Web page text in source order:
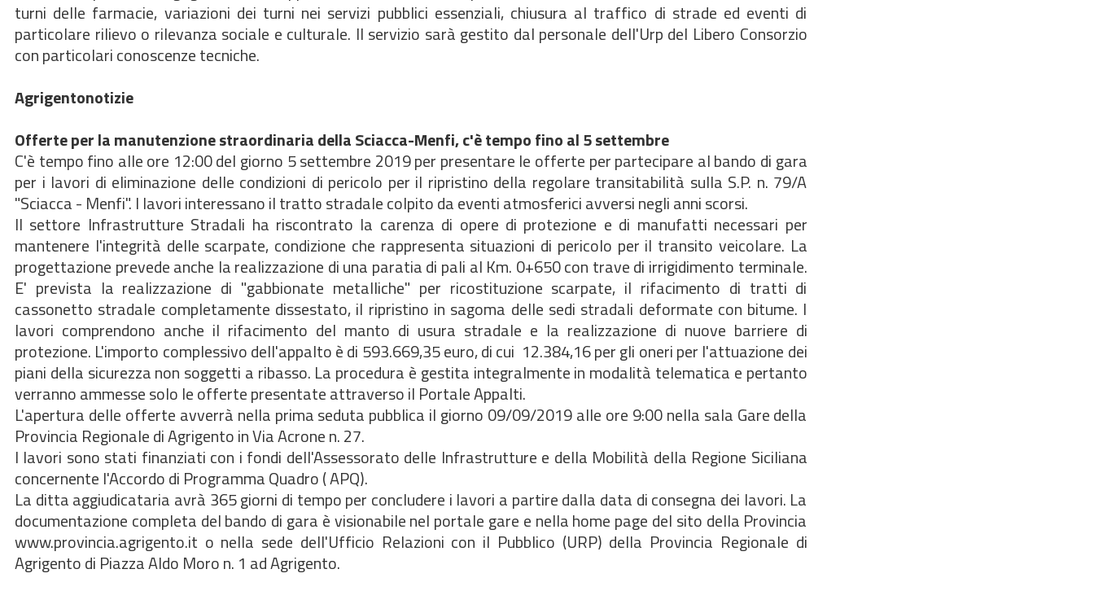
turni delle farmacie, variazioni dei turni nei servizi pubblici essenziali, chiusura al traffico di strade ed eventi di
particolare rilievo o rilevanza sociale e culturale. Il servizio sarà gestito dal personale dell'Urp del Libero Consorzio
con particolari conoscenze tecniche.
Agrigentonotizie
Offerte per la manutenzione straordinaria della Sciacca-Menfi, c'è tempo fino al 5 settembre
C'è tempo fino alle ore 12:00 del giorno 5 settembre 2019 per presentare le offerte per partecipare al bando di gara
per i lavori di eliminazione delle condizioni di pericolo per il ripristino della regolare transitabilità sulla S.P. n. 79/A
"Sciacca - Menfi". I lavori interessano il tratto stradale colpito da eventi atmosferici avversi negli anni scorsi.
Il settore Infrastrutture Stradali ha riscontrato la carenza di opere di protezione e di manufatti necessari per
mantenere l'integrità delle scarpate, condizione che rappresenta situazioni di pericolo per il transito veicolare. La
progettazione prevede anche la realizzazione di una paratia di pali al Km. 0+650 con trave di irrigidimento terminale.
E' prevista la realizzazione di "gabbionate metalliche" per ricostituzione scarpate, il rifacimento di tratti di
cassonetto stradale completamente dissestato, il ripristino in sagoma delle sedi stradali deformate con bitume. I
lavori comprendono anche il rifacimento del manto di usura stradale e la realizzazione di nuove barriere di
protezione. L'importo complessivo dell'appalto è di 593.669,35 euro, di cui  12.384,16 per gli oneri per l'attuazione dei
piani della sicurezza non soggetti a ribasso. La procedura è gestita integralmente in modalità telematica e pertanto
verranno ammesse solo le offerte presentate attraverso il Portale Appalti.
L'apertura delle offerte avverrà nella prima seduta pubblica il giorno 09/09/2019 alle ore 9:00 nella sala Gare della
Provincia Regionale di Agrigento in Via Acrone n. 27.
I lavori sono stati finanziati con i fondi dell'Assessorato delle Infrastrutture e della Mobilità della Regione Siciliana
concernente l'Accordo di Programma Quadro ( APQ).
La ditta aggiudicataria avrà 365 giorni di tempo per concludere i lavori a partire dalla data di consegna dei lavori. La
documentazione completa del bando di gara è visionabile nel portale gare e nella home page del sito della Provincia
www.provincia.agrigento.it o nella sede dell'Ufficio Relazioni con il Pubblico (URP) della Provincia Regionale di
Agrigento di Piazza Aldo Moro n. 1 ad Agrigento.